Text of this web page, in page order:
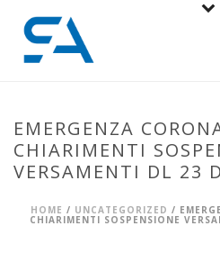
EMERGENZA
CHIARIMENTI
VERSAMENTI DL 23
HOME / UNCATEGORIZED /
CHIARIMENTI SOSPENSIONE